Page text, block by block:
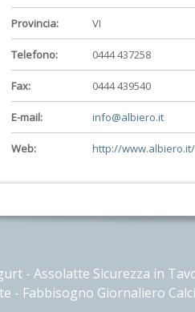
Provincia: VI
Telefono: 0444 437258
Fax: 0444 439540
E-mail: info@albiero.it
Web: http://www.albiero.it/
- Assolatte Sicurezza in
- Fabbisogno Giornaliero